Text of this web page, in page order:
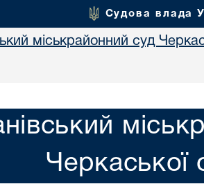
Судова влада
міськрайонний суд
Черкаської